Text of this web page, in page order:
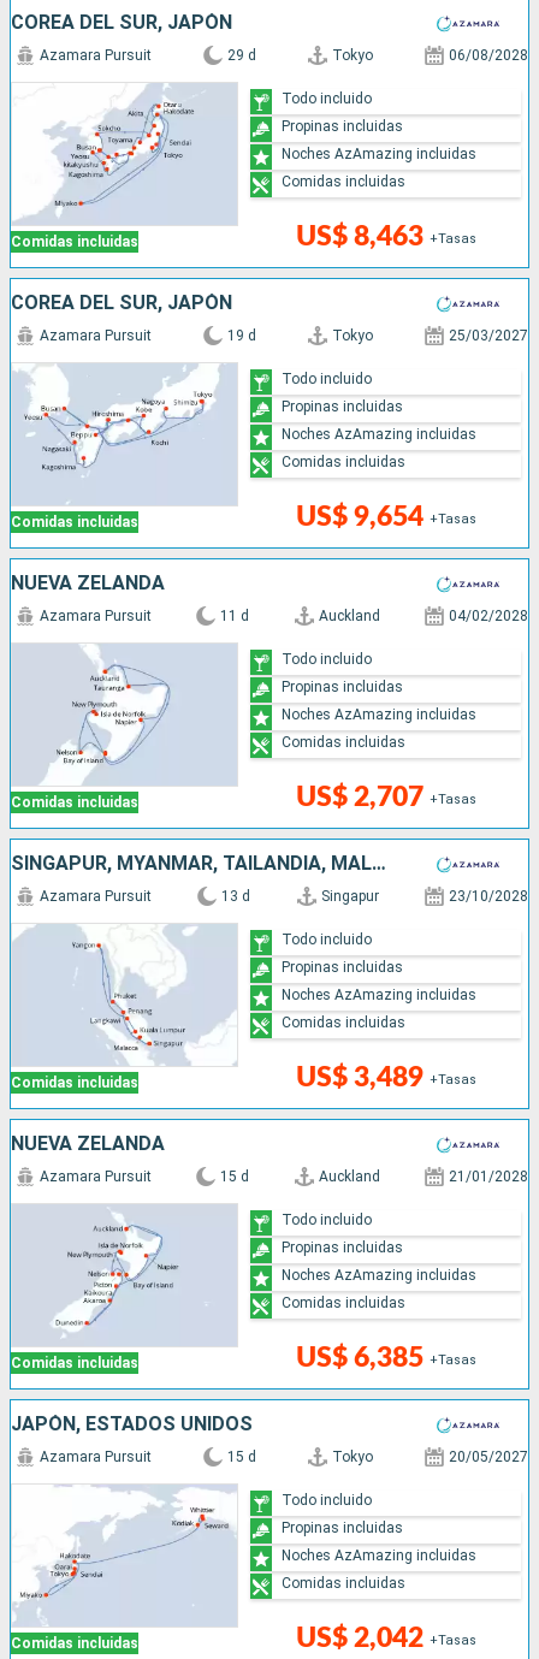
COREA DEL SUR, JAPÓN
Comidas incluidas
Azamara Pursuit 29 d Tokyo 06/08/2028
US$ 8,463 +Tasas
Todo incluido
Propinas incluidas
Noches AzAmazing incluidas
Comidas incluidas
COREA DEL SUR, JAPÓN
Comidas incluidas
Azamara Pursuit 19 d Tokyo 25/03/2027
US$ 9,654 +Tasas
Todo incluido
Propinas incluidas
Noches AzAmazing incluidas
Comidas incluidas
NUEVA ZELANDA
Comidas incluidas
Azamara Pursuit 11 d Auckland 04/02/2028
US$ 2,707 +Tasas
Todo incluido
Propinas incluidas
Noches AzAmazing incluidas
Comidas incluidas
SINGAPUR, MYANMAR, TAILANDIA, MALASIA
Comidas incluidas
Azamara Pursuit 13 d Singapur 23/10/2028
US$ 3,489 +Tasas
Todo incluido
Propinas incluidas
Noches AzAmazing incluidas
Comidas incluidas
NUEVA ZELANDA
Comidas incluidas
Azamara Pursuit 15 d Auckland 21/01/2028
US$ 6,385 +Tasas
Todo incluido
Propinas incluidas
Noches AzAmazing incluidas
Comidas incluidas
JAPÓN, ESTADOS UNIDOS
Comidas incluidas
Azamara Pursuit 15 d Tokyo 20/05/2027
US$ 2,042 +Tasas
Todo incluido
Propinas incluidas
Noches AzAmazing incluidas
Comidas incluidas